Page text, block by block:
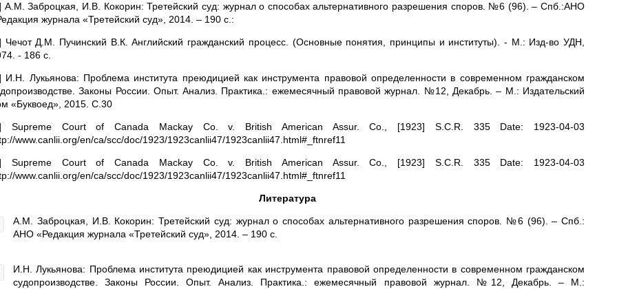
А.М. Заброцкая, И.В. Кокорин: Третейский суд: журнал о способах альтернативного разрешения споров. №6 (96). – Спб.:АНО
журнала «Третейский суд», 2014. – 190 с.:
Чечот Д.М. Пучинский В.К. Английский гражданский процесс. (Основные понятия, принципы и институты). - М.: Изд-во УДН,
- 186 с.
И.Н. Лукьянова: Проблема института преюдицией как инструмента правовой определенности в современном гражданском
Законы России. Опыт. Анализ. Практика.: ежемесячный правовой журнал. №12, Декабрь. – М.: Издательский
«Буквоед», 2015. С.30
Supreme Court of Canada Mackay Co. v. British American Assur. Co., [1923] S.C.R. 335 Date: 1923-04-03
www.canlii.org/en/ca/scc/doc/1923/1923canlii47/1923canlii47.html#_ftnref11
Supreme Court of Canada Mackay Co. v. British American Assur. Co., [1923] S.C.R. 335 Date: 1923-04-03
www.canlii.org/en/ca/scc/doc/1923/1923canlii47/1923canlii47.html#_ftnref11
Литература
А.М. Заброцкая, И.В. Кокорин: Третейский суд: журнал о способах альтернативного разрешения споров. №6 (96). – Спб.:
АНО «Редакция журнала «Третейский суд», 2014. – 190 с.
И.Н. Лукьянова: Проблема института преюдицией как инструмента правовой определенности в современном гражданском
судопроизводстве. Законы России. Опыт. Анализ. Практика.: ежемесячный правовой журнал. №12, Декабрь. – М.: